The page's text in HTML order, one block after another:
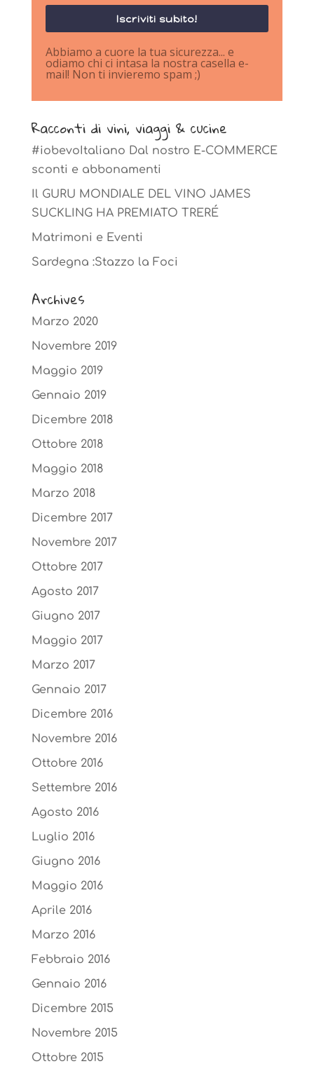
Iscriviti subito!
Abbiamo a cuore la tua sicurezza... e
odiamo chi ci intasa la nostra casella e-
mail! Non ti invieremo spam ;)
Racconti di vini, viaggi & cucine
#iobevoItaliano Dal nostro E-COMMERCE
sconti e abbonamenti
Il GURU MONDIALE DEL VINO JAMES
SUCKLING HA PREMIATO TRERÉ
Matrimoni e Eventi
Sardegna :Stazzo la Foci
Archives
Marzo 2020
Novembre 2019
Maggio 2019
Gennaio 2019
Dicembre 2018
Ottobre 2018
Maggio 2018
Marzo 2018
Dicembre 2017
Novembre 2017
Ottobre 2017
Agosto 2017
Giugno 2017
Maggio 2017
Marzo 2017
Gennaio 2017
Dicembre 2016
Novembre 2016
Ottobre 2016
Settembre 2016
Agosto 2016
Luglio 2016
Giugno 2016
Maggio 2016
Aprile 2016
Marzo 2016
Febbraio 2016
Gennaio 2016
Dicembre 2015
Novembre 2015
Ottobre 2015